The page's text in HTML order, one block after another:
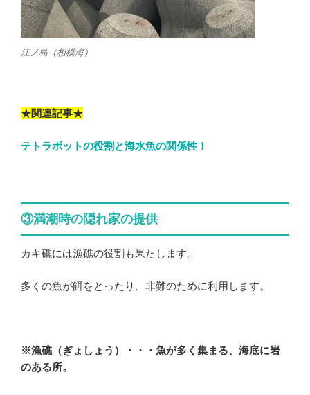
江ノ島（相模湾）
★関連記事★
テトラポットの役割と海水魚の関係性！
③満潮時の隠れ家の提供
カキ礁には漁礁の役割も果たします。
多くの魚が餌をとったり、非難のために利用します。
※漁礁（ぎょしょう）・・・魚が多く集まる、海底に岩
のある所。